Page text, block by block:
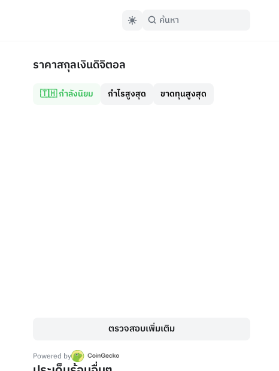
ราคาสกุลเงินดิจิตอล
🇹🇭 กำลังนิยม กำไรสูงสุด ขาดทุนสูงสุด
ตรวจสอบเพิ่มเติม
Powered by